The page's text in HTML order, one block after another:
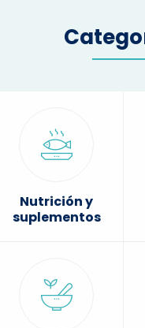
Nutrición y
suplementos